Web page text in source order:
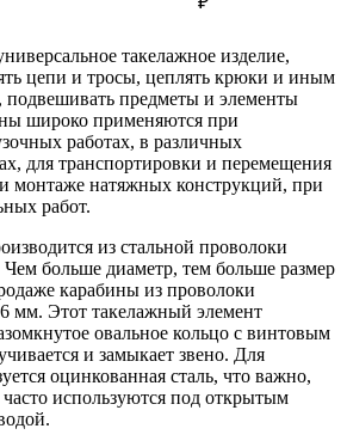
такелажное изделие,
цепи и тросы, цеплять крюки и иным
подвешивать предметы и элементы
широко применяются при
работах, в различных
для транспортировки и перемещения
монтаже натяжных конструкций, при
работ.
из стальной проволоки
Чем больше диаметр, тем больше размер
карабины из проволоки
мм. Этот такелажный элемент
овальное кольцо с винтовым
и замыкает звено. Для
оцинкованная сталь, что важно,
используются под открытым